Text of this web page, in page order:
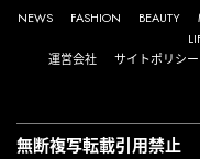
NEWS FASHION BEAUTY
運営会社
サイトポリシー
無断複写転載引用禁止